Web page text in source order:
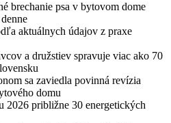
brechanie psa v bytovom dome
aktuálnych údajov z praxe
a družstiev spravuje viac ako 70
sa zaviedla povinná revízia
domu
2026 približne 30 energetických